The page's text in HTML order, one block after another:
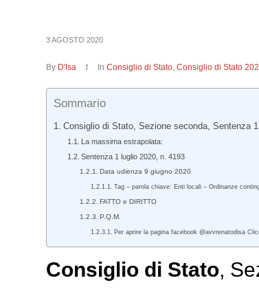
3 AGOSTO 2020
By D'Isa InConsiglio di Stato,Consiglio di Stato
Sommario
Consiglio di Stato, Sezione seconda, Sentenza
La massima estrapolata:
Sentenza 1 luglio 2020, n. 4193
Data udienza 9 giugno 2020
Tag – parola chiave: Enti locali – Ordinanze
FATTO e DIRITTO
P.Q.M.
Per aprire la pagina facebook @avvrenatodisa
Consiglio di Stato,